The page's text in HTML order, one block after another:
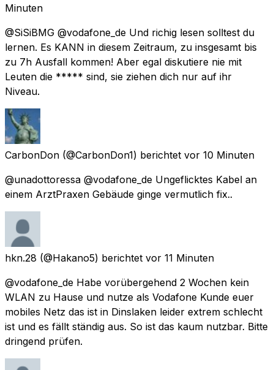
Minuten
@SiSiBMG @vodafone_de Und richig lesen solltest du
lernen. Es KANN in diesem Zeitraum, zu insgesamt bis
zu 7h Ausfall kommen! Aber egal diskutiere nie mit
Leuten die ***** sind, sie ziehen dich nur auf ihr
Niveau.
CarbonDon (@CarbonDon1) berichtet vor 10 Minuten
@unadottoressa @vodafone_de Ungeflicktes Kabel an
einem ArztPraxen Gebäude ginge vermutlich fix..
hkn.28 (@Hakano5) berichtet vor 11 Minuten
@vodafone_de Habe vorübergehend 2 Wochen kein
WLAN zu Hause und nutze als Vodafone Kunde euer
mobiles Netz das ist in Dinslaken leider extrem schlecht
ist und es fällt ständig aus. So ist das kaum nutzbar. Bitte
dringend prüfen.